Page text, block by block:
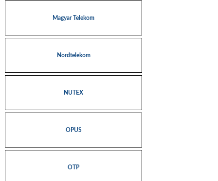
Magyar Telekom
Nordtelekom
NUTEX
OPUS
OTP